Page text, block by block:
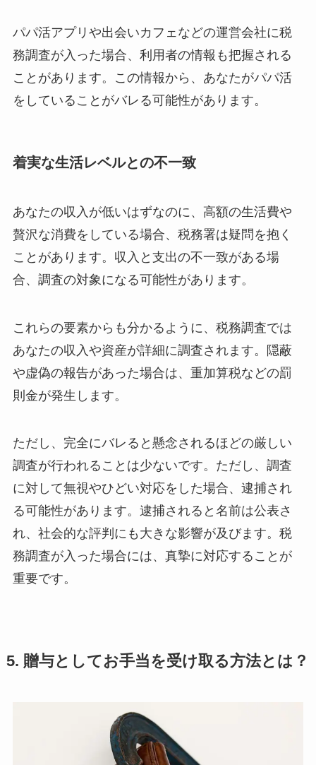
パパ活アプリや出会いカフェなどの運営会社に税
務調査が入った場合、利用者の情報も把握される
ことがあります。この情報から、あなたがパパ活
をしていることがバレる可能性があります。
着実な生活レベルとの不一致
あなたの収入が低いはずなのに、高額の生活費や
贅沢な消費をしている場合、税務署は疑問を抱く
ことがあります。収入と支出の不一致がある場
合、調査の対象になる可能性があります。
これらの要素からも分かるように、税務調査では
あなたの収入や資産が詳細に調査されます。隠蔽
や虚偽の報告があった場合は、重加算税などの罰
則金が発生します。
ただし、完全にバレると懸念されるほどの厳しい
調査が行われることは少ないです。ただし、調査
に対して無視やひどい対応をした場合、逮捕され
る可能性があります。逮捕されると名前は公表さ
れ、社会的な評判にも大きな影響が及びます。税
務調査が入った場合には、真摯に対応することが
重要です。
5. 贈与としてお手当を受け取る方法とは？